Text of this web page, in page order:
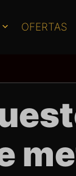
OFERTAS